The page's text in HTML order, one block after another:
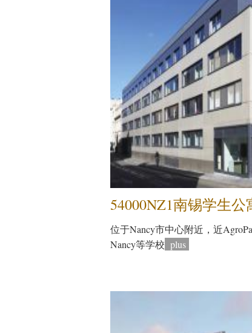
54000NZ1南锡学生公
位于Nancy市中心附近，近
Nancy等学校 plus